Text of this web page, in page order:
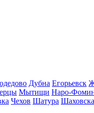
Дубна Егорьевск
Мытищи Наро-
Чехов Шатура